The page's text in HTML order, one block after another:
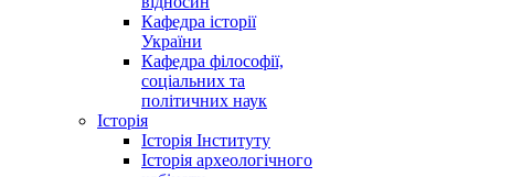
Кафедра історії
України
Кафедра філософії,
соціальних та
політичних наук
Історія
Історія Інституту
Історія археологічного